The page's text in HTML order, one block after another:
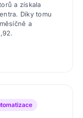
a získala
Díky tomu
a